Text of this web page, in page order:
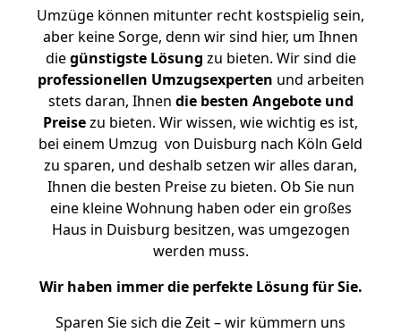
Umzüge können mitunter recht kostspielig sein,
aber keine Sorge, denn wir sind hier, um Ihnen
diegünstigste Lösung zu bieten. Wir sind die
professionellen Umzugsexperten und arbeiten
stets daran, Ihnen die besten Angebote und
Preisezu bieten. Wir wissen, wie wichtig es ist,
bei einem Umzug von Duisburg nach Köln Geld
zu sparen, und deshalb setzen wir alles daran,
Ihnen die besten Preise zu bieten. Ob Sie nun
eine kleine Wohnung haben oder ein großes
Haus in Duisburg besitzen, was umgezogen
werden muss.
Wir haben immer die perfekte Lösung für Sie.
Sparen Sie sich die Zeit – wir kümmern uns